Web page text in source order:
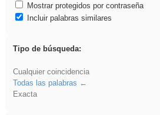
Mostrar protegidos por contraseña
Incluir palabras similares
Tipo de búsqueda:
Cualquier coincidencia
Todas las palabras
Exacta